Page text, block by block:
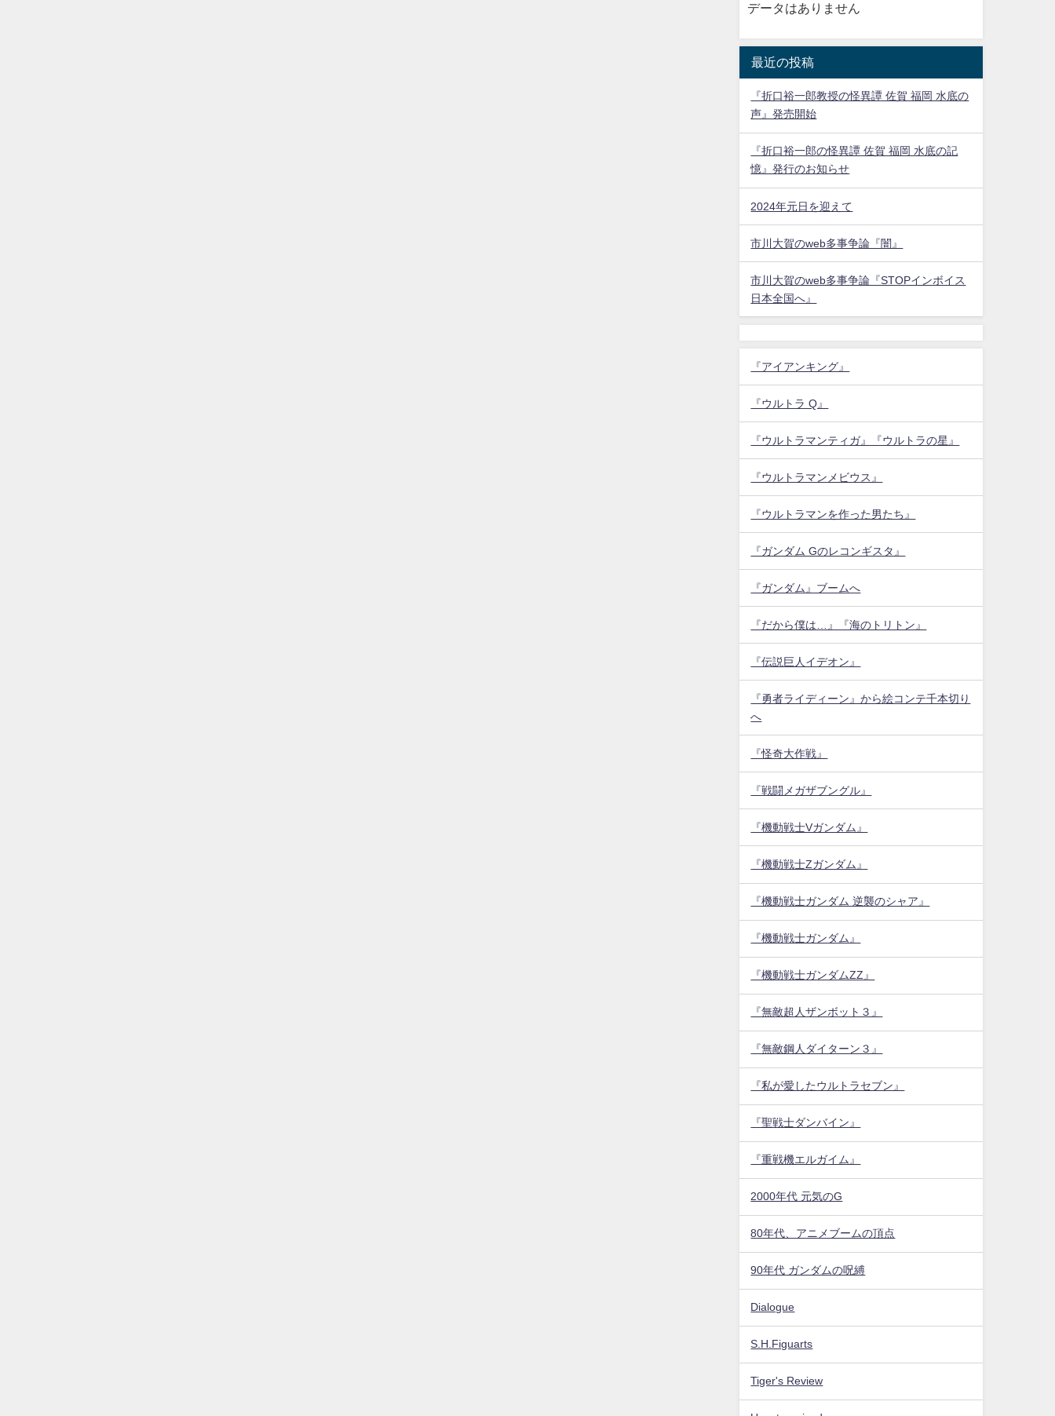
データはありません
最近の投稿
『折口裕一郎教授の怪異譚 佐賀 福岡 水底の
声』発売開始
『折口裕一郎の怪異譚 佐賀 福岡 水底の記
憶』発行のお知らせ
2024年元日を迎えて
市川大賀のweb多事争論『闇』
市川大賀のweb多事争論『STOPインボイス
日本全国へ』
『アイアンキング』
『ウルトラ Q』
『ウルトラマンティガ』『ウルトラの星』
『ウルトラマンメビウス』
『ウルトラマンを作った男たち』
『ガンダム Gのレコンギスタ』
『ガンダム』ブームへ
『だから僕は…』『海のトリトン』
『伝説巨人イデオン』
『勇者ライディーン』から絵コンテ千本切り
へ
『怪奇大作戦』
『戦闘メガザブングル』
『機動戦士Vガンダム』
『機動戦士Zガンダム』
『機動戦士ガンダム 逆襲のシャア』
『機動戦士ガンダム』
『機動戦士ガンダムZZ』
『無敵超人ザンボット３』
『無敵鋼人ダイターン３』
『私が愛したウルトラセブン』
『聖戦士ダンバイン』
『重戦機エルガイム』
2000年代 元気のG
80年代、アニメブームの頂点
90年代 ガンダムの呪縛
Dialogue
S.H.Figuarts
Tiger's Review